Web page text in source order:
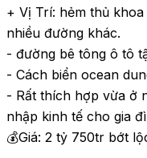
+ Vị Trí: hẻm thủ
nhiều đường khác.
- đường bê tông ô tô
- Cách biển ocean
- Rất thích hợp vừa ở
nhập kinh tế cho gia
💰Giá: 2 tỷ 750tr bớt